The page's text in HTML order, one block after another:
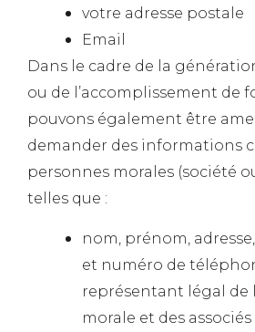
votre adresse postale
Email
Dans le cadre de la
ou de l’accomplissement de
pouvons également être
demander des informations
personnes morales (société
telles que :
nom, prénom,
et numéro de
représentant légal de
morale et des associés